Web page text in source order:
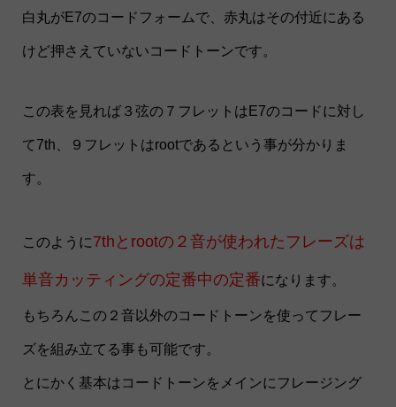
白丸がE7のコードフォームで、赤丸はその付近にある
けど押さえていないコードトーンです。
この表を見れば３弦の７フレットはE7のコードに対し
て7th、９フレットはrootであるという事が分かりま
す。
このように7thとrootの２音が使われたフレーズは
単音カッティングの定番中の定番になります。
もちろんこの２音以外のコードトーンを使ってフレー
ズを組み立てる事も可能です。
とにかく基本はコードトーンをメインにフレージング